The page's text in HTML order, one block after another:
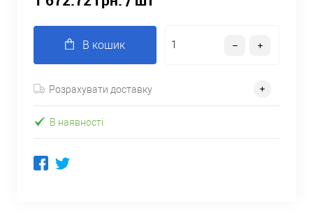
В кошик
Розрахувати доставку
В наявності